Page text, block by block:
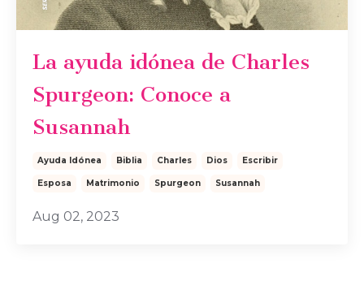
La ayuda idónea de Charles
Spurgeon: Conoce a
Susannah
Ayuda Idónea Biblia Charles Dios Escribir
Esposa Matrimonio Spurgeon Susannah
Aug 02, 2023